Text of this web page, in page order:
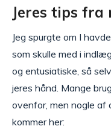
Jeres tips
Jeg spurgte om I
som skulle med i
og entusiatiske, så
jeres hånd. Mange
ovenfor, men nogle af
kommer her: